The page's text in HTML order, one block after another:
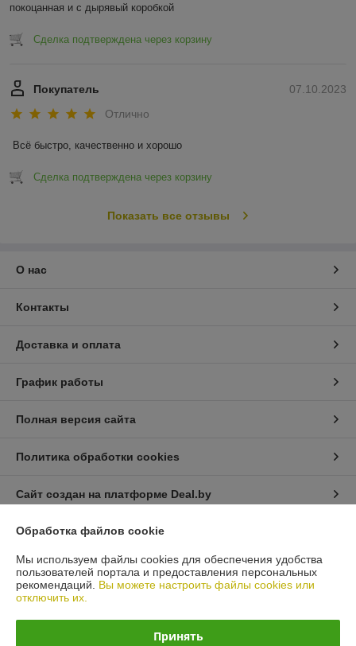
покоцанная и с дырявый коробкой
Сделка подтверждена через корзину
07.10.2023
Покупатель
Отлично
Всё быстро, качественно и хорошо
Сделка подтверждена через корзину
Показать все отзывы
О нас
Контакты
Доставка и оплата
График работы
Полная версия сайта
Политика обработки cookies
Сайт создан на платформе Deal.by
Юридическое лицо:Общество с ограниченной ответственностью
«Автопроект Плюс»
г. Минск, ул. Тимирязева, д.114-8
Регистрационный номер ЕГР: 193664948
Обработка файлов cookie
Мы используем файлы cookies для обеспечения удобства
пользователей портала и предоставления персональных
рекомендаций. Вы можете настроить файлы cookies или
отключить их.
Принять